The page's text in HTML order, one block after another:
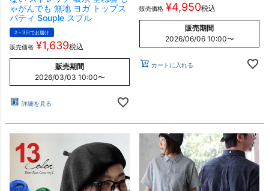
ゃがんでも 無地 ヨガ トップス
パティ Souple スプル
2～3日でお届け
販売価格 ¥1,639税込
販売期間
2026/03/03 10:00〜
詳細を見る
販売価格 ¥4,950税込
販売期間
2026/06/06 10:00〜
カートに入れる